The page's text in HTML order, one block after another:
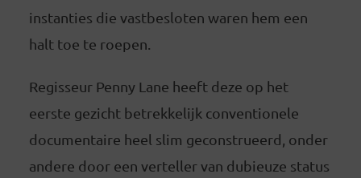
instanties die vastbesloten waren hem een
halt toe te roepen.
Regisseur Penny Lane heeft deze op het
eerste gezicht betrekkelijk conventionele
documentaire heel slim geconstrueerd, onder
andere door een verteller van dubieuze status